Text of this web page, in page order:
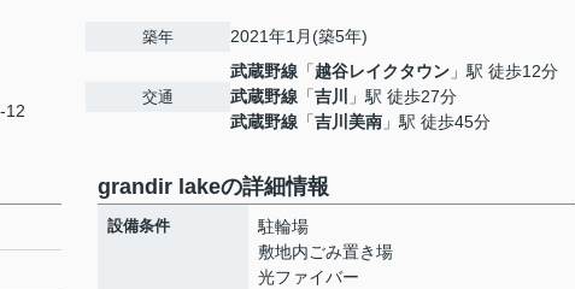
12
築年 2021年1月(築5年)
交通
武蔵野線 「越谷レイクタウン 」駅 徒歩12分
武蔵野線 「吉川
」駅 徒歩27分
武蔵野線 「吉川美南 」駅 徒歩45分
grandir lakeの詳細情報
設備条件
駐輪場
敷地内ごみ置き場
光ファイバー